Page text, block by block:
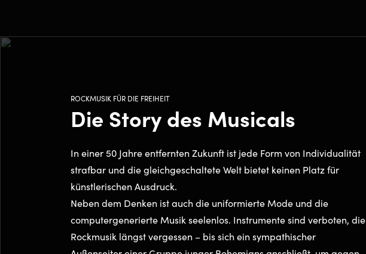
ROCKMUSIK FÜR DIE FREIHEIT
Die Story des Musicals
In einer 50 Jahre entfernten Zukunft ist jede Form von Individualität
strafbar und die gleichgeschaltete Welt bietet keinen Platz für
künstlerischen Ausdruck.
Neben dem Denken ist auch die uniformierte Mode und die
computergenerierte Musik seelenlos. Instrumente sind verboten, die
Rockmusik längst vergessen – bis sich ein sympathischer